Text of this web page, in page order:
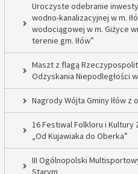
Uroczyste odebranie
wodno-kanalizacyjnej w m.
wodociągowej w m. Giżyce
terenie gm. Iłów”
Maszt z flagą
Odzyskania Niepodległości
Nagrody Wójta Gminy Iłów z
16 Festiwal Folkloru i
„Od Kujawiaka do Oberka”
III Ogólnopolski
Starym